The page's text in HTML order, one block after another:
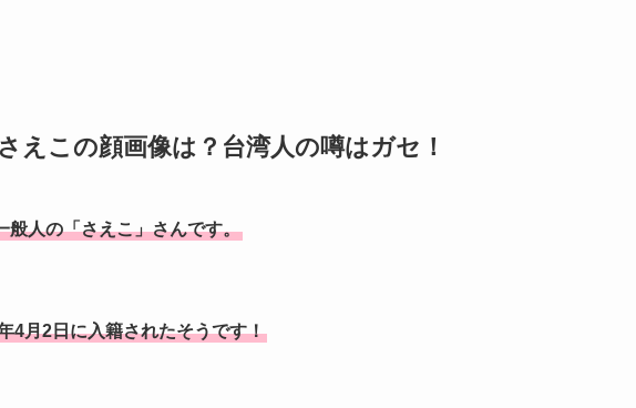
えこの顔画像は？台湾人の噂はガセ！
般人の「さえこ」さんです。
4月2日に入籍されたそうです！